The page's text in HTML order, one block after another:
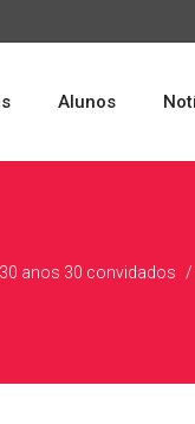
Alunos
30 anos 30 convidados